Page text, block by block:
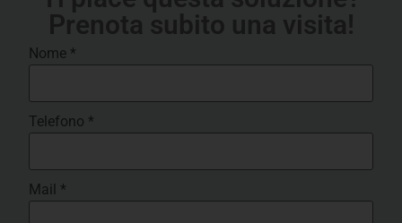
Prenota subito una visita!
Nome *
Telefono *
Mail *